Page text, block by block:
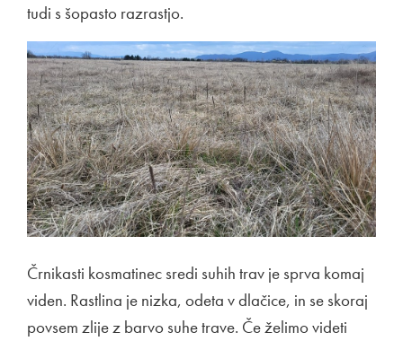
tudi s šopasto razrastjo.
Črnikasti kosmatinec sredi suhih trav je sprva komaj
viden. Rastlina je nizka, odeta v dlačice, in se skoraj
povsem zlije z barvo suhe trave. Če želimo videti